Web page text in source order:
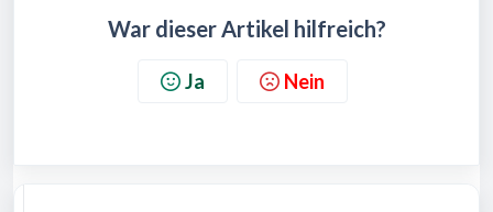
War dieser Artikel hilfreich?
Ja Nein